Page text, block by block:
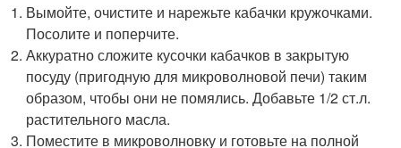
Вымойте, очистите и нарежьте кабачки кружочками.
Посолите и поперчите.
Аккуратно сложите кусочки кабачков в закрытую
посуду (пригодную для микроволновой печи) таким
образом, чтобы они не помялись. Добавьте 1/2 ст.л.
растительного масла.
Поместите в микроволновку и готовьте на полной